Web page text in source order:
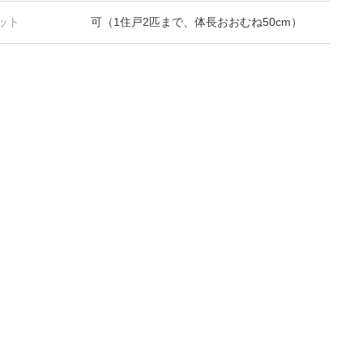
ト 可（1住戸2匹まで、体長おおむね50cm）